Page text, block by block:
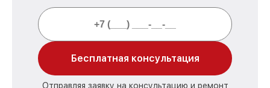
Бесплатная консультация
Отправляя заявку на консультацию и ремонт